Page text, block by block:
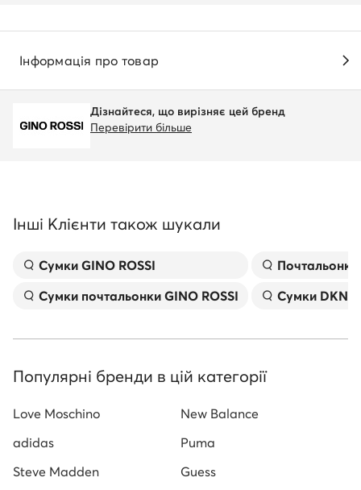
Інформація про товар
Дізнайтеся, що вирізняє цей бренд
Перевірити більше
Інші Клієнти також шукали
Сумки GINO ROSSI
Сумки почтальонки GINO ROSSI
Сумки DKNY
Популярні бренди в цій категорії
Love Moschino
New Balance
adidas
Puma
Steve Madden
Guess